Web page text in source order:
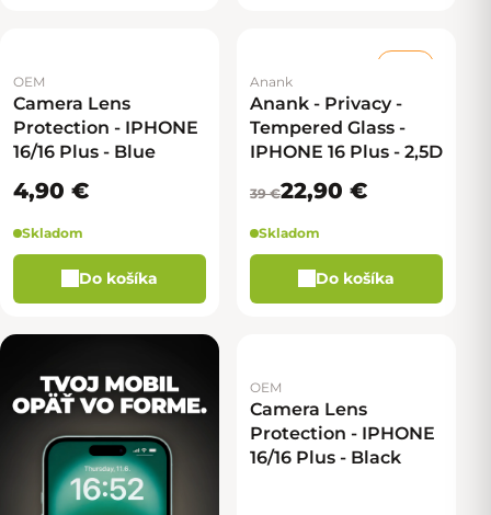
OEM
Camera Lens
Protection - IPHONE
16/16 Plus - Blue
4,90 €
Skladom
Do košíka
Anank
Anank - Privacy -
Tempered Glass -
IPHONE 16 Plus - 2,5D
39 €22,90 €
Skladom
Do košíka
OEM
Camera Lens
Protection - IPHONE
16/16 Plus - Black